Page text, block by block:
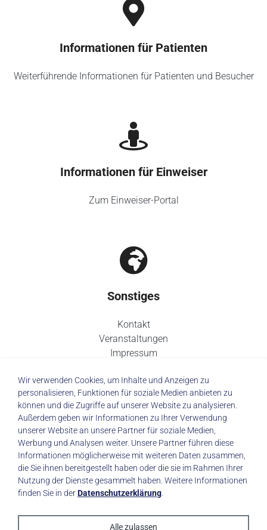
Informationen für Patienten
Weiterführende Informationen für Patienten und Besucher
Informationen für Einweiser
Zum Einweiser-Portal
Sonstiges
Kontakt
Veranstaltungen
Impressum
© 2026 Städtisches Klinikum Dresden
Impressum|Datenschutz
Wir verwenden Cookies, um Inhalte und Anzeigen zu
personalisieren, Funktionen für soziale Medien anbieten zu
können und die Zugriffe auf unserer Website zu analysieren.
Außerdem geben wir Informationen zu Ihrer Verwendung
unserer Website an unsere Partner für soziale Medien,
Werbung und Analysen weiter. Unsere Partner führen diese
Informationen möglicherweise mit weiteren Daten zusammen,
die Sie ihnen bereitgestellt haben oder die sie im Rahmen Ihrer
Nutzung der Dienste gesammelt haben. Weitere Informationen
finden Sie in derDatenschutzerklärung
Alle zulassen